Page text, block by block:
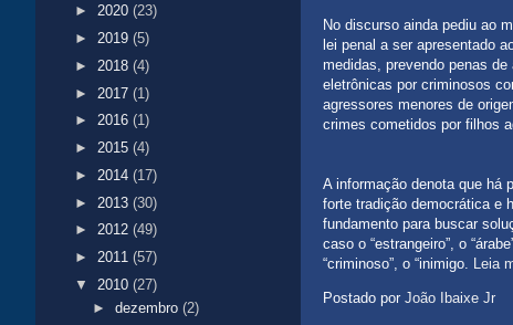
No discurso ainda pediu ao
lei penal a ser apresentado
medidas, prevendo penas
eletrônicas por criminosos
agressores menores de
crimes cometidos por filhos
A informação denota que há
forte tradição democrática e
fundamento para buscar
caso o “estrangeiro”, o
“criminoso”, o “inimigo. Leia
Postado por João Ibaixe Jr
► 2020 (23)
► 2019 (5)
► 2018 (4)
► 2017 (1)
► 2016 (1)
► 2015 (4)
► 2014 (17)
► 2013 (30)
► 2012 (49)
► 2011 (57)
▼ 2010 (27)
► dezembro (2)